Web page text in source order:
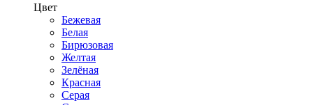
Цвет
Бежевая
Белая
Бирюзовая
Желтая
Зелёная
Красная
Серая